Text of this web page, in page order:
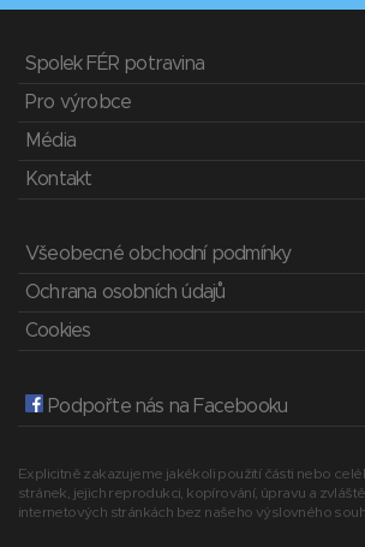
Spolek FÉR potravina
Pro výrobce
Média
Kontakt
Všeobecné obchodní podmínky
Ochrana osobních údajů
Cookies
Podpořte nás na Facebooku
Explicitně zakazujeme jakékoli použití části nebo
stránek, jejich reprodukci, kopírování, úpravu a
internetových stránkách bez našeho výslovného